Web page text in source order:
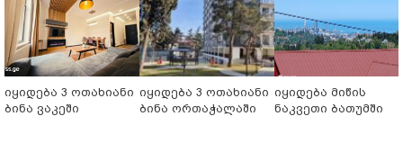
იყიდება 3 ოთახიანი
ბინა ვაკეში
იყიდება 3 ოთახიანი
ბინა ორთაჭალაში
იყიდება მიწის
ნაკვეთი ბათუმში